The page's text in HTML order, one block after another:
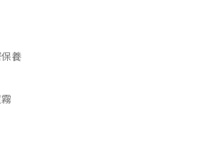
養